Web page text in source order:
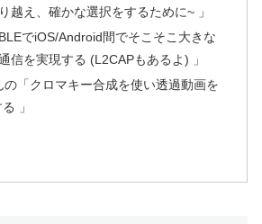
越え、確かな選択をするために~ 」
でiOS/Android間でそこそこ大きな
信を実現する (L2CAPもあるよ) 」
「クロマキー合成を使い透過動画を
」